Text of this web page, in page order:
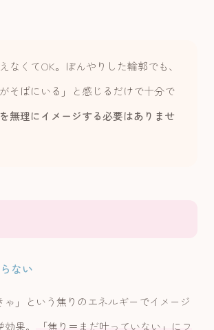
なくてOK。ぼんやりした輪郭でも、
がそばにいる」と感じるだけで十分で
無理にイメージする必要はありませ
ない
ゃ」という焦りのエネルギーでイメージ
果。
「焦り＝まだ叶っていない」にフ